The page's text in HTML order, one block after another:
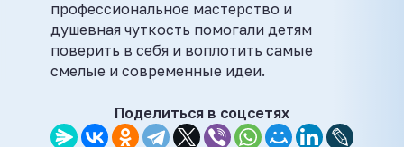
профессиональное мастерство и
душевная чуткость помогали детям
поверить в себя и воплотить самые
смелые и современные идеи.
Поделиться в соцсетях